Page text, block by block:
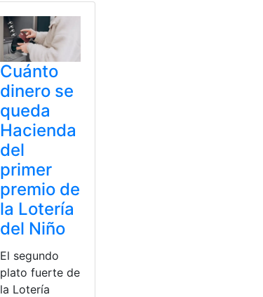
Cuánto
dinero se
queda
Hacienda
del
primer
premio de
la Lotería
del Niño
El segundo
plato fuerte de
la Lotería